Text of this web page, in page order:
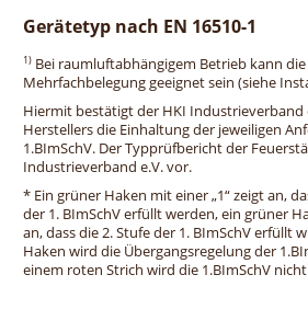
Gerätetyp nach EN 16510-1
1) Bei raumluftabhängigem Betrieb kann
Mehrfachbelegung geeignet sein (siehe
Hiermit bestätigt der HKI Industrieverband
Herstellers die Einhaltung der jeweiligen
1.BImSchV. Der Typprüfbericht der
Industrieverband e.V. vor.
* Ein grüner Haken mit einer „1“ zeigt an,
der 1. BImSchV erfüllt werden, ein grüner
an, dass die 2. Stufe der 1. BImSchV erfüllt
Haken wird die Übergangsregelung der
einem roten Strich wird die 1.BImSchV